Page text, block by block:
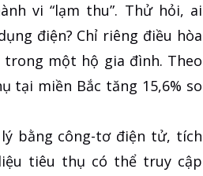
vi “lạm thu”. Thử hỏi, ai
điện? Chỉ riêng điều hòa
một hộ gia đình. Theo
tại miền Bắc tăng 15,6% so
bằng công-tơ điện tử, tích
tiêu thụ có thể truy cập